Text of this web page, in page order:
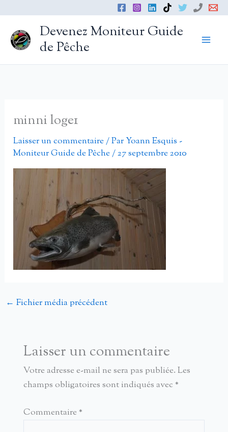
contenu
Devenez Moniteur Guide
de Pêche
minni loge1
Laisser un commentaire/ ParYoann Esquis -
Moniteur Guide de Pêche/27 septembre 2010
← Fichier média précédent
Laisser un commentaire
Votre adresse e-mail ne sera pas publiée. Les
champs obligatoires sont indiqués avec *
Commentaire *